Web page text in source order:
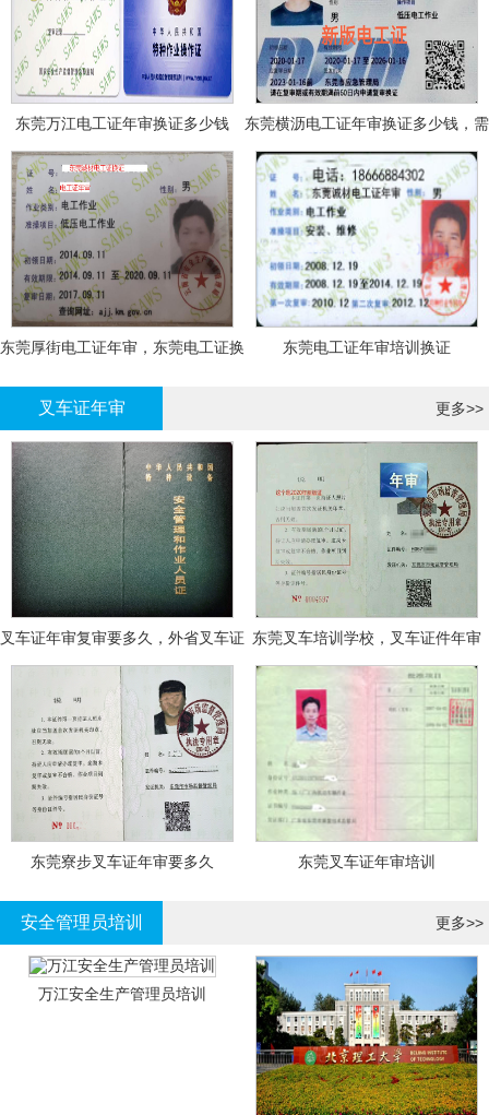
东莞万江电工证年审换证多少钱
东莞横沥电工证年审换证多少钱，需
要什么资料
东莞厚街电工证年审，东莞电工证换
东莞电工证年审培训换证
叉车证年审 更多>>
叉车证年审复审要多久，外省叉车证
年审换证
东莞叉车培训学校，叉车证件年审
东莞寮步叉车证年审要多久 东莞叉车证年审培训
安全管理员培训 更多>>
万江安全生产管理员培训